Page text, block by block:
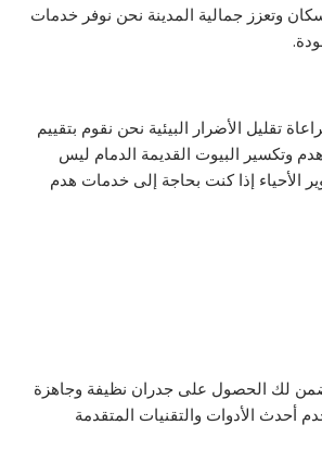
وتعزز جمالية المدينة نحن نوفر خدمات
تقليل الأضرار البيئية نحن نقوم بتقييم
وتكسير البيوت القديمة الدمام ليس
الأحياء إذا كنت بحاجة إلى خدمات هدم
تضمن لك الحصول على جدران نظيفة وجاهزة
أحدث الأدوات والتقنيات المتقدمة